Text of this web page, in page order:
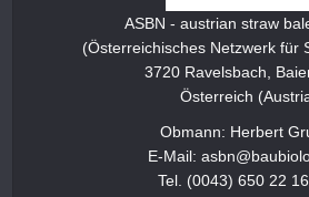
ASBN - austrian straw
(Österreichisches Netzwerk für
3720 Ravelsbach,
Österreich
Obmann: Herbert
E-Mail:
Tel. (0043) 650 22